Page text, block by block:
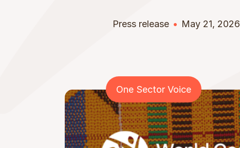
Press release May 21, 2026
One Sector Voice